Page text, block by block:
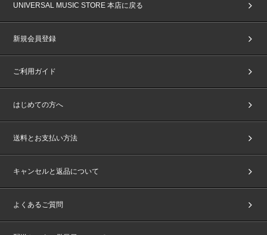
UNIVERSAL MUSIC STORE 本店に戻る
新規会員登録
ご利用ガイド
はじめての方へ
送料とお支払い方法
キャンセルと返品について
よくあるご質問